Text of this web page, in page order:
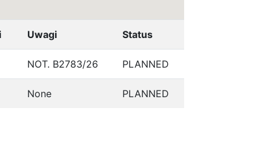
Uwagi Status
NOT. B2783/26 PLANNED
None PLANNED